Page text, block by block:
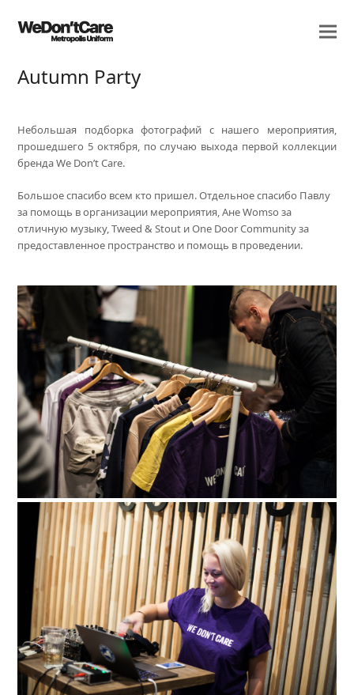
Autumn Party
Небольшая подборка фотографий с нашего мероприятия,
прошедшего 5 октября, по случаю выхода первой коллекции
бренда We Don’t Care.
Большое спасибо всем кто пришел. Отдельное спасибо Павлу
за помощь в организации мероприятия, Ане Womso за
отличную музыку, Tweed & Stout и One Door Community за
предоставленное пространство и помощь в проведении.